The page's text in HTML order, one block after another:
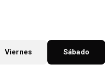
Viernes Sábado